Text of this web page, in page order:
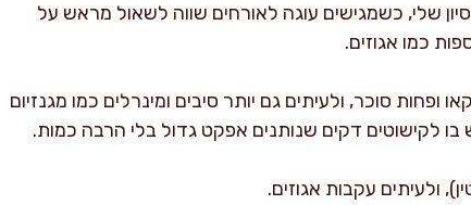
שלי, כשמגישים עוגה לאורחים שווה לשאול מראש על
כמו אגוזים.
ופחות סוכר, ולעיתים גם יותר סיבים ומינרלים כמו מגנזיום
בו לקישוטים דקים שנותנים אפקט גדול בלי הרבה כמות.
ולעיתים עקבות אגוזים.